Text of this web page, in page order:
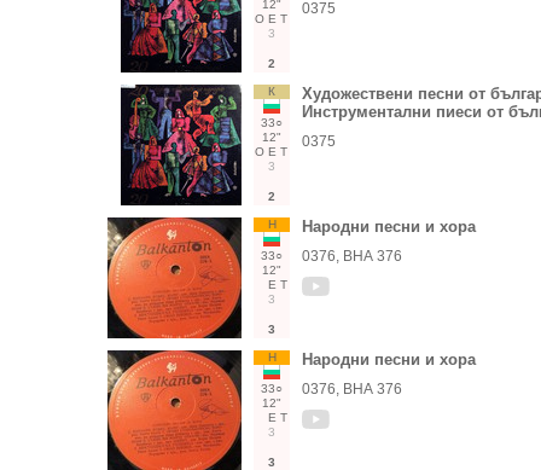
12"
О Е Т
3
2
0375
К
33○
12"
О Е Т
3
2
Художествени песни от
Инструментални пиеси от
0375
Н
33○
12"
Е Т
3
3
Народни песни и хора
0376, ВНА 376
Н
33○
12"
Е Т
3
3
Народни песни и хора
0376, ВНА 376